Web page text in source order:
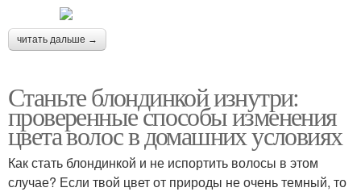
читать дальше →
Станьте блондинкой изнутри:
проверенные способы изменения
цвета волос в домашних условиях
Как стать блондинкой и не испортить волосы в этом
случае? Если твой цвет от природы не очень темный, то